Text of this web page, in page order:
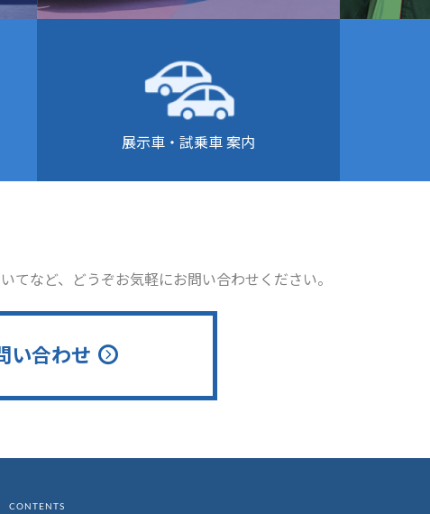
展示車・試乗車 案内
てなど、どうぞお気軽にお問い合わせください。
い合わせ
CONTENTS